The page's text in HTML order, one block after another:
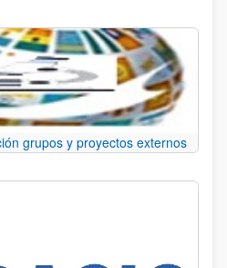
grupos y proyectos externos